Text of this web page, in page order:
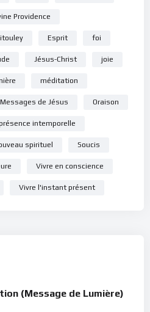
Providence
Esprit foi
Jésus-Christ joie
méditation
Messages de Jésus Oraison
intemporelle
spirituel Soucis
Vivre en conscience
Vivre l'instant présent
(Message de Lumière)